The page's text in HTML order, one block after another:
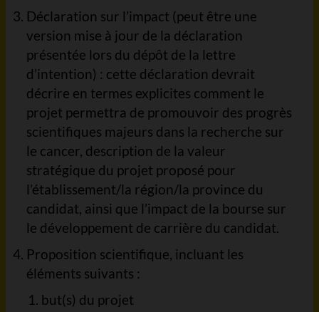
Déclaration sur l’impact (peut être une
version mise à jour de la déclaration
présentée lors du dépôt de la lettre
d’intention) : cette déclaration devrait
décrire en termes explicites comment le
projet permettra de promouvoir des progrès
scientifiques majeurs dans la recherche sur
le cancer, description de la valeur
stratégique du projet proposé pour
l’établissement/la région/la province du
candidat, ainsi que l’impact de la bourse sur
le développement de carrière du candidat.
Proposition scientifique, incluant les
éléments suivants :
but(s) du projet